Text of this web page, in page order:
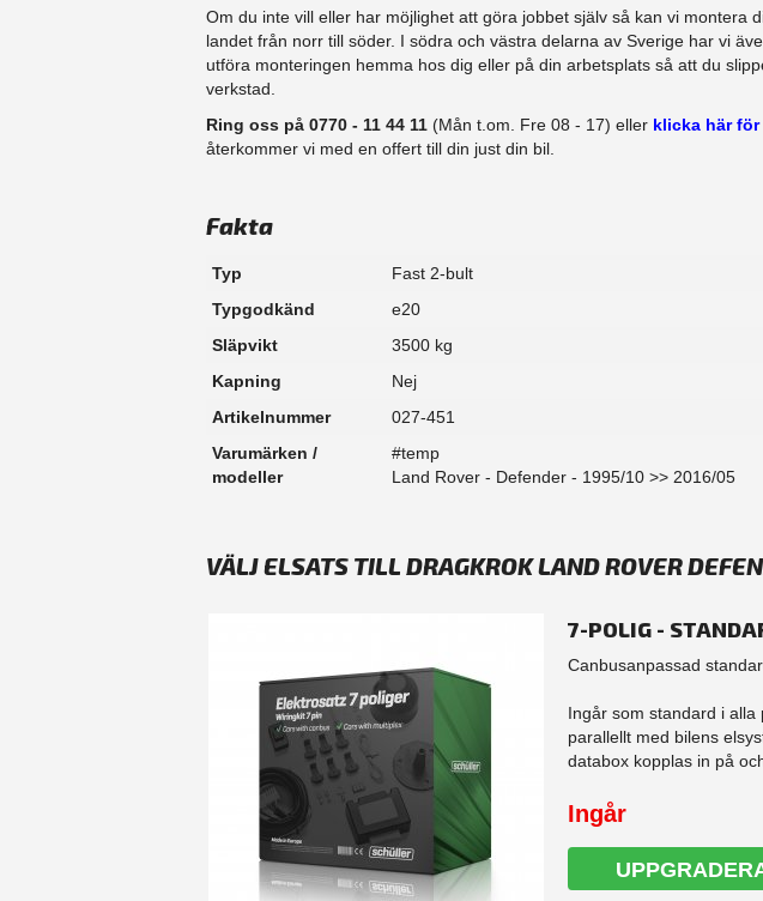
Om du inte vill eller har möjlighet att göra jobbet själv så kan vi montera
landet från norr till söder. I södra och västra delarna av Sverige har vi
​utföra monteringen hemma hos dig eller på din arbetsplats så att du
verkstad.
Ring oss på 0770 - 11 44 11 (Mån t.om. Fre 08 - 17) eller klicka här
återkommer vi med en offert till din just din bil.
Fakta
Typ
Fast 2-bult
Typgodkänd
e20
Släpvikt
3500 kg
Kapning
Nej
Artikelnummer
027-451
Varumärken /
modeller
#temp
Land Rover - Defender - 1995/10 >> 2016/05
VÄLJ ELSATS TILL DRAGKROK LAND ROVER
7-POLIG -
Canbusanpassad
Ingår som standard i
parallellt med bilens
databox kopplas in på
Ingår